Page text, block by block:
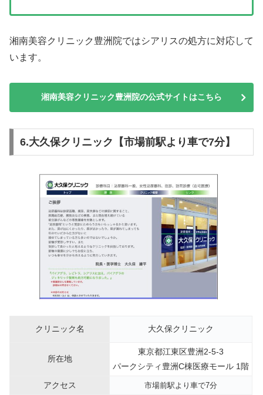
湘南美容クリニック豊洲院ではシアリスの処方に対応して
います。
湘南美容クリニック豊洲院の公式サイトはこちら
6.大久保クリニック【市場前駅より車で7分】
クリニック名 大久保クリニック
所在地
東京都江東区豊洲2-5-3
パークシティ豊洲C棟医療モール 1階
アクセス
市場前駅より車で7分